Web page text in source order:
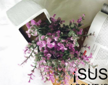
innovadoras que tengan un
Durante MWC 2023,
funciona con tecnología
radiofrecuencia, la
las señales Bluetooth, WiFi y
durabilidad y distancia de la